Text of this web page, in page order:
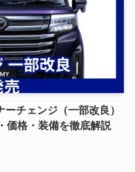
チェンジ（一部改良）
価格・装備を徹底解説